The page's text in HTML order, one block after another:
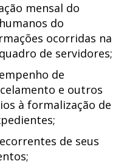
mensal do
do
ocorridas na
de servidores;
de
e outros
à formalização de
de seus